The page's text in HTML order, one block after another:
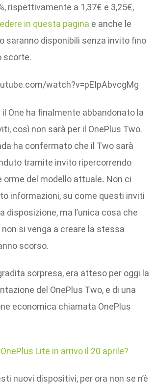
rispettivamente a 1,37€ e 3,25€,
in questa pagina e anche le
saranno disponibili senza invito fino
scorte.
watch?v=pEIpAbvcgMg
il One ha finalmente abbandonato la
così non sarà per il OnePlus Two.
ha confermato che il Two sarà
tramite invito ripercorrendo
orme del modello attuale. Non ci
informazioni, su come questi inviti
disposizione, ma l’unica cosa che
si venga a creare la stessa
scorso.
sorpresa, era atteso per oggi la
del OnePlus Two, e di una
economica chiamata OnePlus
OnePlus Lite in arrivo il 20 aprile?
nuovi dispositivi, per ora non se n’è